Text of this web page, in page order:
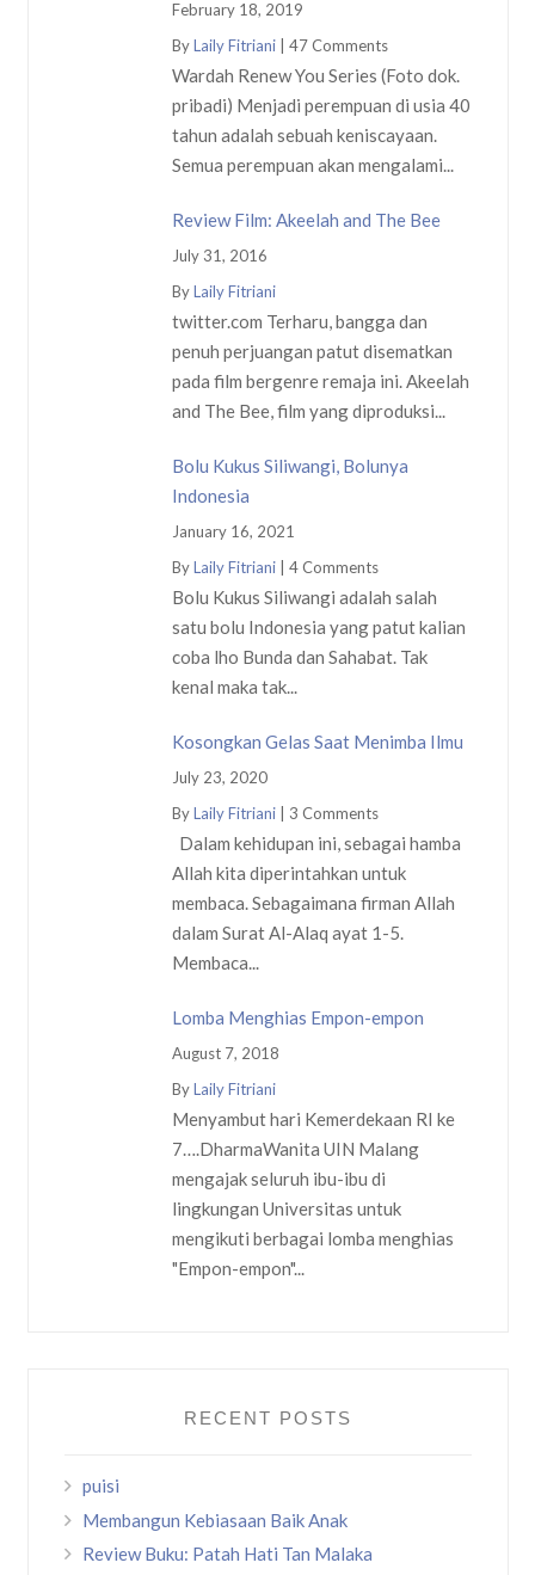
February 18, 2019
ByLaily Fitriani| 47 Comments
Wardah Renew You Series (Foto dok.
pribadi) Menjadi perempuan di usia 40
tahun adalah sebuah keniscayaan.
Semua perempuan akan mengalami...
Review Film: Akeelah and The Bee
July 31, 2016
ByLaily Fitriani
twitter.com Terharu, bangga dan
penuh perjuangan patut disematkan
pada film bergenre remaja ini. Akeelah
and The Bee, film yang diproduksi...
Bolu Kukus Siliwangi, Bolunya
Indonesia
January 16, 2021
ByLaily Fitriani| 4 Comments
Bolu Kukus Siliwangi adalah salah
satu bolu Indonesia yang patut kalian
coba lho Bunda dan Sahabat. Tak
kenal maka tak...
Kosongkan Gelas Saat Menimba Ilmu
July 23, 2020
ByLaily Fitriani| 3 Comments
Dalam kehidupan ini, sebagai hamba
Allah kita diperintahkan untuk
membaca. Sebagaimana firman Allah
dalam Surat Al-Alaq ayat 1-5.
Membaca...
Lomba Menghias Empon-empon
August 7, 2018
ByLaily Fitriani
Menyambut hari Kemerdekaan RI ke
7….DharmaWanita UIN Malang
mengajak seluruh ibu-ibu di
lingkungan Universitas untuk
mengikuti berbagai lomba menghias
"Empon-empon"...
RECENT POSTS
puisi
Membangun Kebiasaan Baik Anak
Review Buku: Patah Hati Tan Malaka